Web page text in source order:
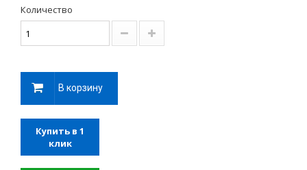
Количество
В корзину
Купить в 1
клик